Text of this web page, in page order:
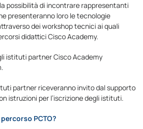
possibilità di incontrare rappresentanti
presenteranno loro le tecnologie
dei workshop tecnici ai quali
didattici Cisco Academy.
istituti partner Cisco Academy
partner riceveranno invito dal supporto
istruzioni per l’iscrizione degli istituti.
PCTO?